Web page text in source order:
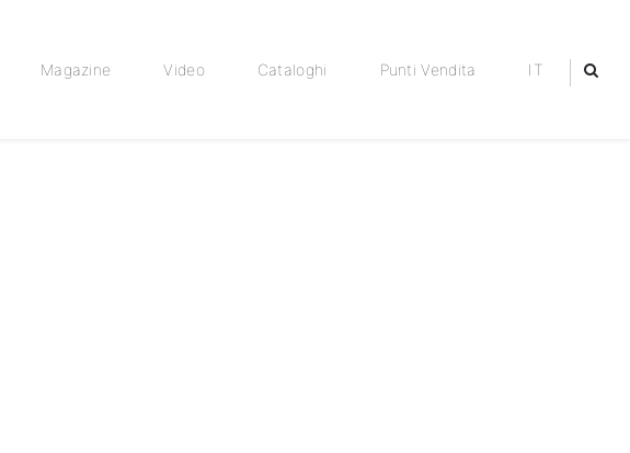
Magazine Video Cataloghi Punti Vendita IT